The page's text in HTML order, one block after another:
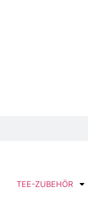
TEE-ZUBEHÖR